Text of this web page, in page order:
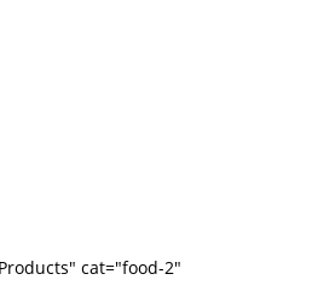
cat="food-2"